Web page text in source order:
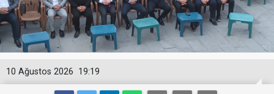
19:19
10 Ağustos 2026